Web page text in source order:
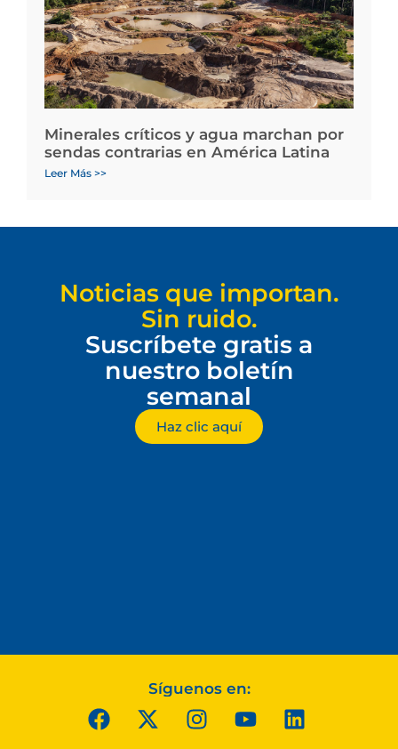
Minerales críticos y agua marchan por
sendas contrarias en América Latina
Leer Más >>
Noticias que importan.
Sin ruido.
Suscríbete gratis a
nuestro boletín
semanal
Haz clic aquí
Síguenos en: